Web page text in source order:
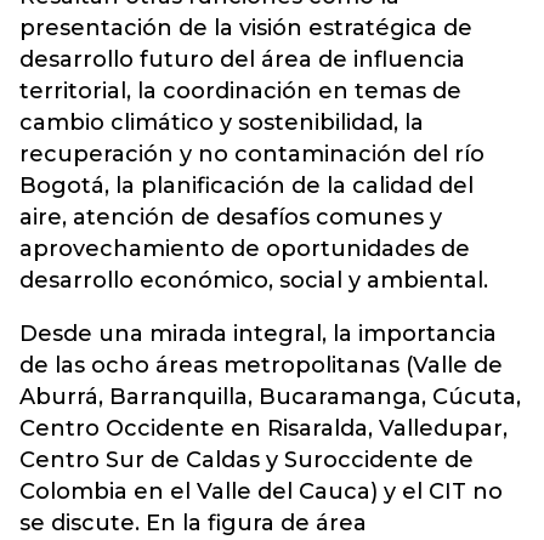
presentación de la visión estratégica de
desarrollo futuro del área de influencia
territorial, la coordinación en temas de
cambio climático y sostenibilidad, la
recuperación y no contaminación del río
Bogotá, la planificación de la calidad del
aire, atención de desafíos comunes y
aprovechamiento de oportunidades de
desarrollo económico, social y ambiental.
Desde una mirada integral, la importancia
de las ocho áreas metropolitanas (Valle de
Aburrá, Barranquilla, Bucaramanga, Cúcuta,
Centro Occidente en Risaralda, Valledupar,
Centro Sur de Caldas y Suroccidente de
Colombia en el Valle del Cauca) y el CIT no
se discute. En la figura de área